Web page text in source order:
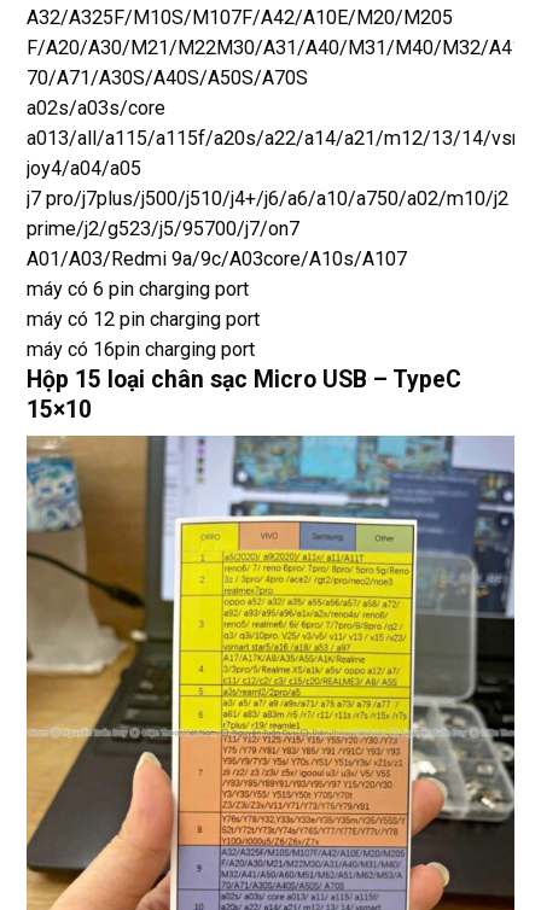
A32/A325F/M10S/M107F/A42/A10E/M20/M205
F/A20/A30/M21/M22M30/A31/A40/M31/M40/M32/
70/A71/A30S/A40S/A50S/A70S
a02s/a03s/core
a013/all/a115/a115f/a20s/a22/a14/a21/m12/13/14/
joy4/a04/a05
j7 pro/j7plus/j500/j510/j4+/j6/a6/a10/a750/a02/m10/j2
prime/j2/g523/j5/95700/j7/on7
A01/A03/Redmi 9a/9c/A03core/A10s/A107
máy có 6 pin charging port
máy có 12 pin charging port
máy có 16pin charging port
Hộp 15 loại chân sạc Micro USB – TypeC
15×10